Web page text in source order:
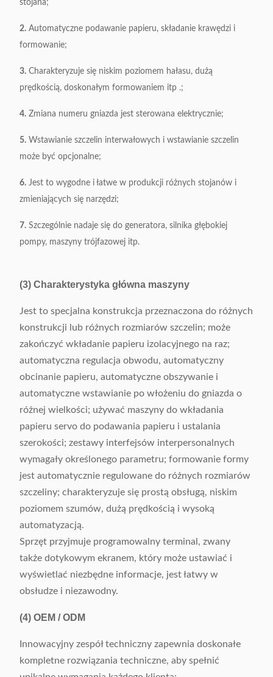
0,75Kw
Waga
Wymiar maszyny
(L) 1100 * (W) 900 *
(H) 1500 mm
stojana;
2. Automatyczne podawanie papieru, składanie krawędzi i
formowanie;
3. Charakteryzuje się niskim poziomem hałasu, dużą
prędkością, doskonałym formowaniem itp .;
4. Zmiana numeru gniazda jest sterowana elektrycznie;
5. Wstawianie szczelin interwałowych i wstawianie szczelin
może być opcjonalne;
6. Jest to wygodne i łatwe w produkcji różnych stojanów i
zmieniających się narzędzi;
7. Szczególnie nadaje się do generatora, silnika głębokiej
pompy, maszyny trójfazowej itp.
(3) Charakterystyka główna maszyny
Jest to specjalna konstrukcja przeznaczona do różnych
konstrukcji lub różnych rozmiarów szczelin; może
zakończyć wkładanie papieru izolacyjnego na raz;
automatyczna regulacja obwodu, automatyczny
obcinanie papieru, automatyczne obszywanie i
automatyczne wstawianie po włożeniu do gniazda o
różnej wielkości; używać maszyny do wkładania
papieru servo do podawania papieru i ustalania
szerokości; zestawy interfejsów interpersonalnych
wymagały określonego parametru; formowanie formy
jest automatycznie regulowane do różnych rozmiarów
szczeliny; charakteryzuje się prostą obsługą, niskim
poziomem szumów, dużą prędkością i wysoką
automatyzacją.
Sprzęt przyjmuje programowalny terminal, zwany
także dotykowym ekranem, który może ustawiać i
wyświetlać niezbędne informacje, jest łatwy w
obsłudze i niezawodny.
(4) OEM / ODM
Innowacyjny zespół techniczny zapewnia doskonałe
kompletne rozwiązania techniczne, aby spełnić